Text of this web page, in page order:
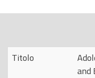
Titolo
and